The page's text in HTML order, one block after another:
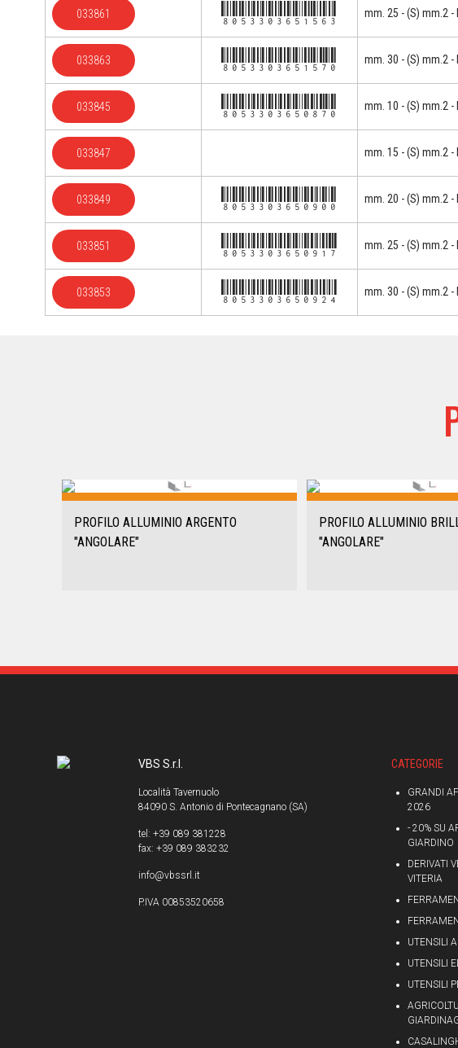
033861 8053303651563 mm. 25 - (S) mm.2 -
033863 8053303651570 mm. 30 - (S) mm.2 -
033845 8053303650870 mm. 10 - (S) mm.2 -
033847 mm. 15 - (S) mm.2 -
033849 8053303650900 mm. 20 - (S) mm.2 -
033851 8053303650917 mm. 25 - (S) mm.2 -
033853 8053303650924 mm. 30 - (S) mm.2 -
PROFILO ALLUMINIO ARGENTO
"ANGOLARE"
PROFILO ALLUMINIO
"ANGOLARE"
VBS S.r.l.
Località Tavernuolo
84090 S. Antonio di Pontecagnano (SA)
tel: +39 089 381228
fax: +39 089 383232
info@vbssrl.it
P.IVA 00853520658
CATEGORIE
GRANDI
2026
- 20% SU
GIARDINO
DERIVATI
VITERIA
UTENSILI
UTENSILI
UTENSILI